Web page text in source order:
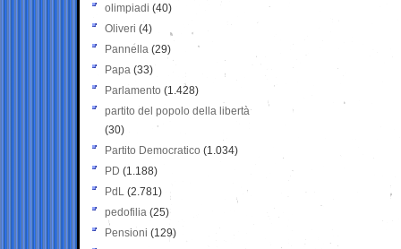
olimpiadi (40)
Oliveri (4)
Pannella (29)
Papa (33)
Parlamento (1.428)
partito del popolo della libertà
(30)
Partito Democratico (1.034)
PD (1.188)
PdL (2.781)
pedofilia (25)
Pensioni (129)